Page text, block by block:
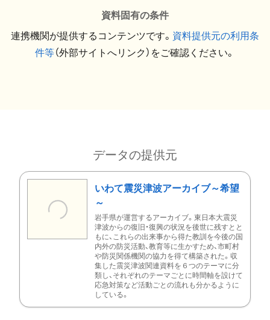
資料固有の条件
連携機関が提供するコンテンツです。 資料提供元の利用条
件等（外部サイトへリンク）をご確認ください。
データの提供元
いわて震災津波アーカイブ～希望
～
岩手県が運営するアーカイブ。東日本大震災
津波からの復旧・復興の状況を後世に残すとと
もに、これらの出来事から得た教訓を今後の国
内外の防災活動、教育等に生かすため、市町村
や防災関係機関の協力を得て構築された。収
集した震災津波関連資料を６つのテーマに分
類し、それぞれのテーマごとに時間軸を設けて
応急対策など活動ごとの流れも分かるように
している。